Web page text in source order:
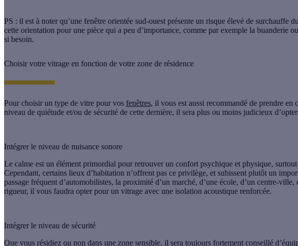
PS : il est à noter qu’une fenêtre orientée sud-ouest présente un risque élevé de surchauffe
cette orientation pour une pièce qui a peu d’importance, comme par exemple la buanderie
si besoin.
Choisir votre vitrage en fonction de votre zone de résidence
Pour choisir un type de vitre pour vos fenêtres, il vous est aussi recommandé de prendre
niveau de quiétude et/ou de sécurité de cette dernière, il sera plus ou moins judicieux
Intégrer le niveau de nuisance sonore
Le calme est un élément primordial pour retrouver un confort psychique et physique,
Cependant, certains lieux d’habitation n’offrent pas ce privilège, et subissent plutôt un
passage fréquent d’automobilistes, la proximité d’un marché, d’une école, d’un centre-
rigueur, il vous faudra opter pour un vitrage avec une isolation acoustique renforcée.
Intégrer le niveau de sécurité
Que vous résidiez ou non dans une zone sensible, il sera toujours fortement conseillé